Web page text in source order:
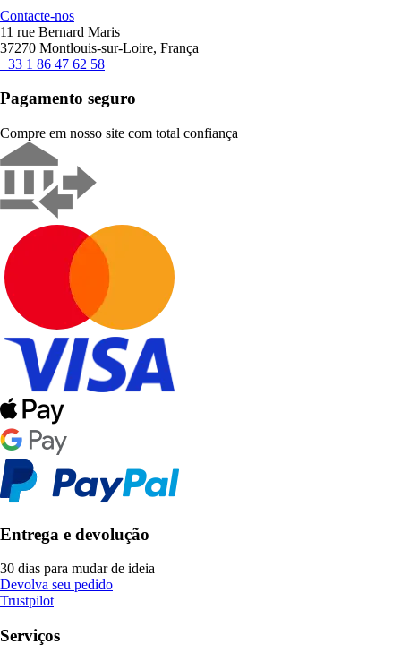
Contacte-nos
11 rue Bernard Maris
37270 Montlouis-sur-Loire, França
+33 1 86 47 62 58
Pagamento seguro
Compre em nosso site com total confiança
Entrega e devolução
30 dias para mudar de ideia
Devolva seu pedido
Trustpilot
Serviços